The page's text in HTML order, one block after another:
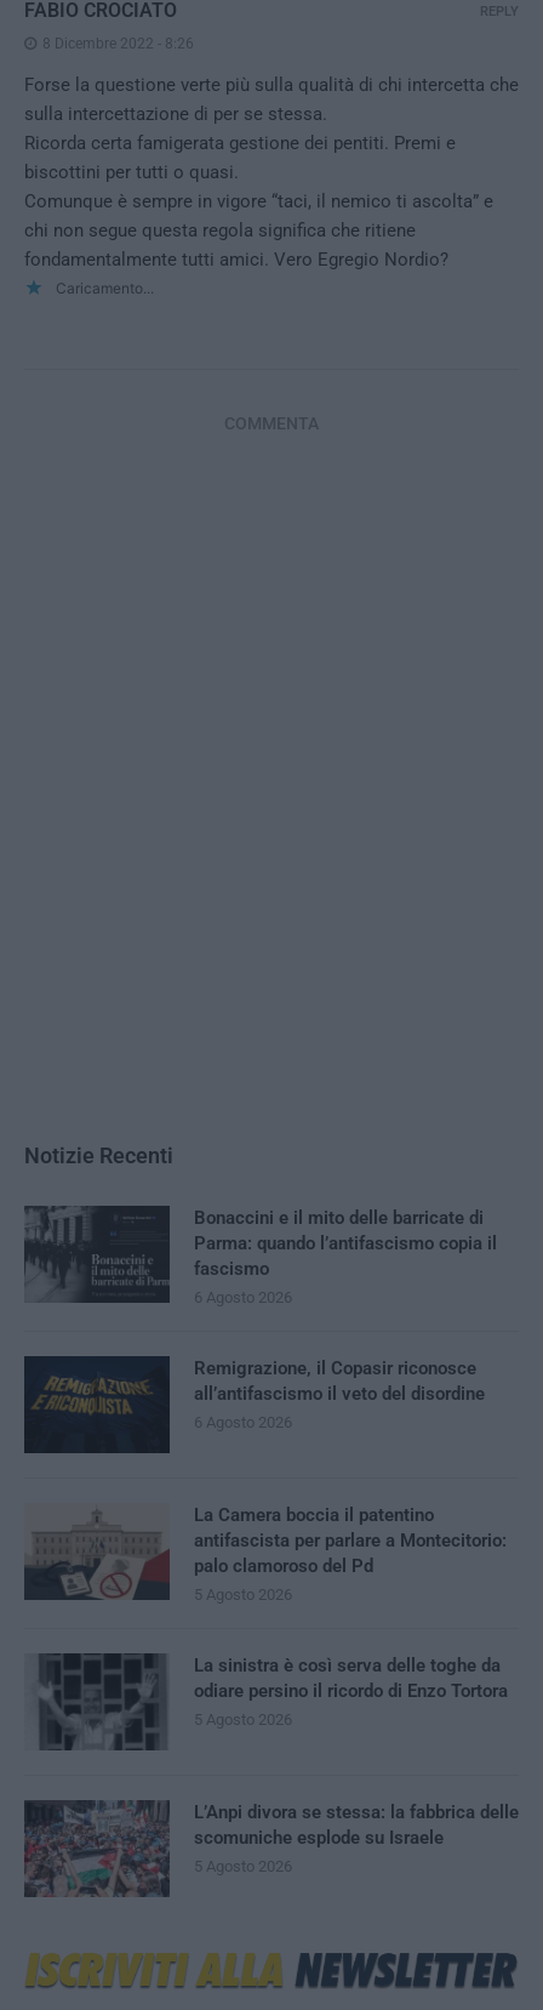
FABIO CROCIATO
8 Dicembre 2022 - 8:26
Forse la questione verte più sulla qualità di chi intercetta che
sulla intercettazione di per se stessa.
Ricorda certa famigerata gestione dei pentiti. Premi e
biscottini per tutti o quasi.
Comunque è sempre in vigore “taci, il nemico ti ascolta” e
chi non segue questa regola significa che ritiene
fondamentalmente tutti amici. Vero Egregio Nordio?
Caricamento...
REPLY
COMMENTA
Notizie Recenti
Bonaccini e il mito delle barricate di
Parma: quando l’antifascismo copia il
fascismo
6 Agosto 2026
Remigrazione, il Copasir riconosce
all’antifascismo il veto del disordine
6 Agosto 2026
La Camera boccia il patentino
antifascista per parlare a Montecitorio:
palo clamoroso del Pd
5 Agosto 2026
La sinistra è così serva delle toghe da
odiare persino il ricordo di Enzo Tortora
5 Agosto 2026
L’Anpi divora se stessa: la fabbrica delle
scomuniche esplode su Israele
5 Agosto 2026